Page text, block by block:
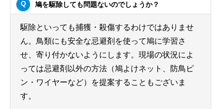
鳩を駆除しても問題ないのでしょうか？
駆除といっても捕獲・殺傷するわけではありませ
ん。鳥類にも安全な忌避剤を使って鳩に学習さ
せ、寄り付かないようにします。現場の状況によ
っては忌避剤以外の方法（鳩よけネット、防鳥ピ
ン・ワイヤーなど）を提案することもございま
す。